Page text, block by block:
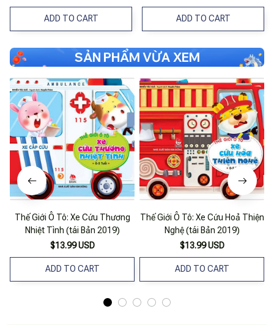
ADD TO CART ADD TO CART
SẢN PHẨM VỪA XEM
Thế Giới Ô Tô: Xe Cứu Thương
Nhiệt Tình (tái Bản 2019)
$13.99 USD
ADD TO CART
Thế Giới Ô Tô: Xe Cứu Hoả Thiện
Nghệ (tái Bản 2019)
$13.99 USD
ADD TO CART